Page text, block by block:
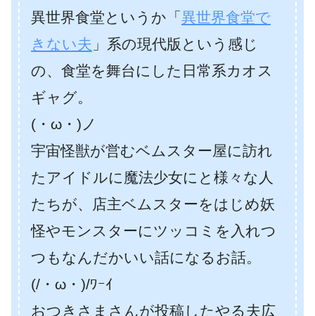
異世界食堂というか「 異世界食堂で
きない夫 」系の現代版という感じ
の、食堂を舞台にした日常系カオス
ギャグ。
(・ω・)ノ
宇宙怪獣が営むベムスター屋に訪れ
たアイドルに魔法少女にと様々な人
たちが、店主ベムスターをはじめ妖
怪やモンスターにツッコミを入れつ
つもなんだかいい話になるお話。
(/・ω・)/ﾜｰｲ
おつきさまさんが投稿したやる夫広